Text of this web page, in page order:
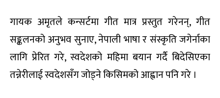
गायक अमृतले कन्सर्टमा गीत मात्र प्रस्तुत गरेनन्, गीत
सङ्कलनको अनुभव सुनाए, नेपाली भाषा र संस्कृति जगेर्नाका
लागि प्रेरित गरे, स्वदेशको महिमा बयान गर्दै बिदेसिएका
तन्नेरीलाई स्वदेशसँग जोड्ने किसिमको आह्वान पनि गरे ।